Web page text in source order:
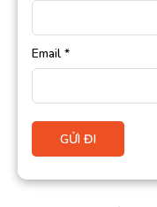
Email *